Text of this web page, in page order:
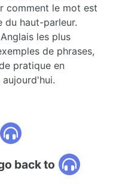
comment le mot est
du haut-parleur.
les plus
de phrases,
pratique en
back to